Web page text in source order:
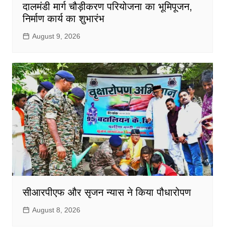
दालमंडी मार्ग चौड़ीकरण परियोजना का भूमिपूजन,
निर्माण कार्य का शुभारंभ
August 9, 2026
सीआरपीएफ और सृजन न्यास ने किया पौधारोपण
August 8, 2026